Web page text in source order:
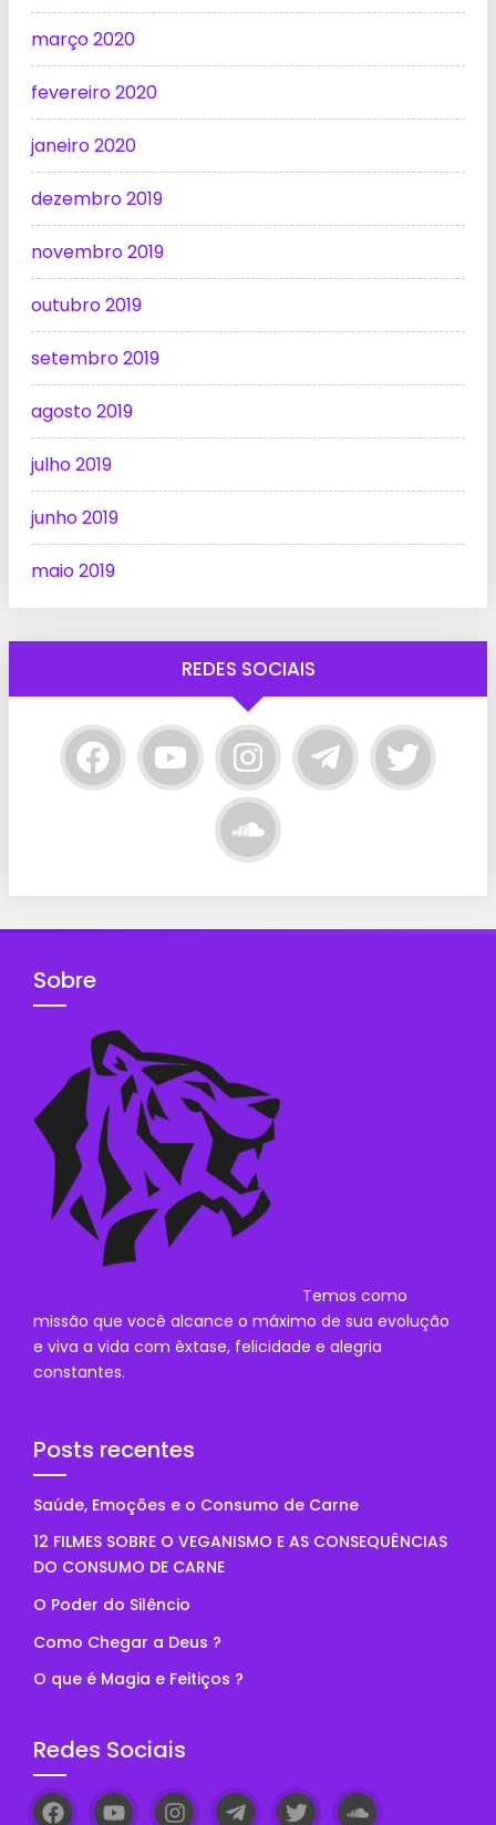
março 2020
fevereiro 2020
janeiro 2020
dezembro 2019
novembro 2019
outubro 2019
setembro 2019
agosto 2019
julho 2019
junho 2019
maio 2019
REDES SOCIAIS
Sobre
Temos como
missão que você alcance o máximo de sua evolução
e viva a vida com êxtase, felicidade e alegria
constantes.
Posts recentes
Saúde, Emoções e o Consumo de Carne
12 FILMES SOBRE O VEGANISMO E AS CONSEQUÊNCIAS
DO CONSUMO DE CARNE
O Poder do Silêncio
Como Chegar a Deus ?
O que é Magia e Feitiços ?
Redes Sociais